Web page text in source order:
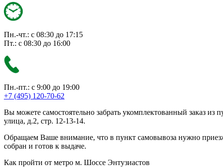
Пн.-чт.: с 08:30 до 17:15
Пт.: с 08:30 до 16:00
Пн.-пт.: с 9:00 до 19:00
+7 (495) 120-70-62
Вы можете самостоятельно забрать укомплектованный заказ
улица, д.2, стр. 12-13-14.
Обращаем Ваше внимание, что в пункт самовывоза нужно
собран и готов к выдаче.
Как пройти от метро м. Шоссе Энтузиастов